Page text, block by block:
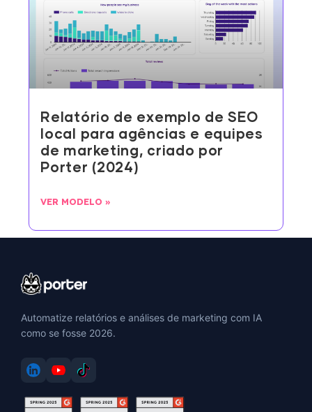
Relatório de exemplo de SEO
local para agências e equipes
de marketing, criado por
Porter (2024)
VER MODELO »
Automatize relatórios e análises de marketing com IA
como se fosse 2026.